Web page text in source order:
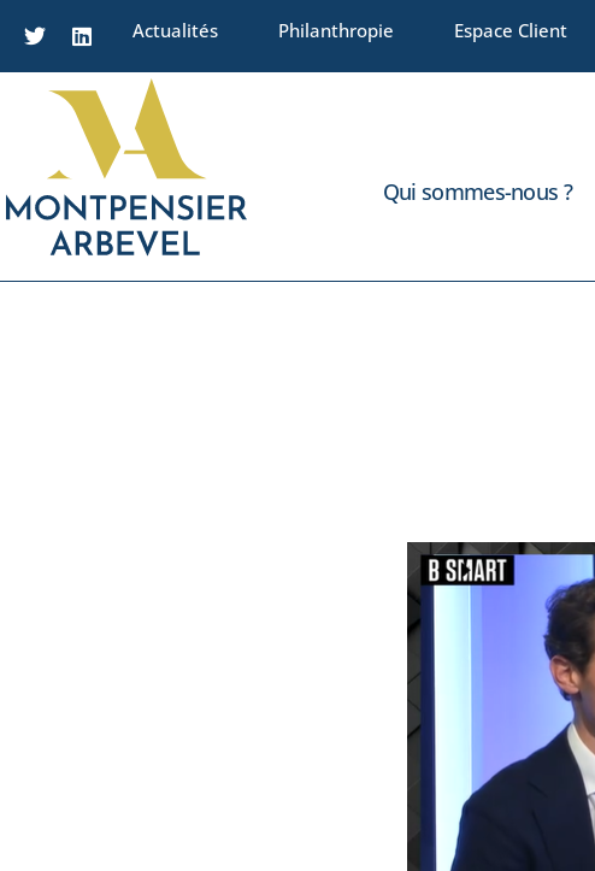
Actualités Philanthropie Espace Client
Qui sommes-nous ?